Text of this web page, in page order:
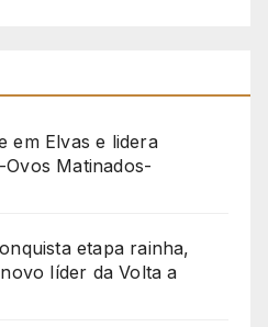
em Elvas e lidera
Matinados-
etapa rainha,
líder da Volta a